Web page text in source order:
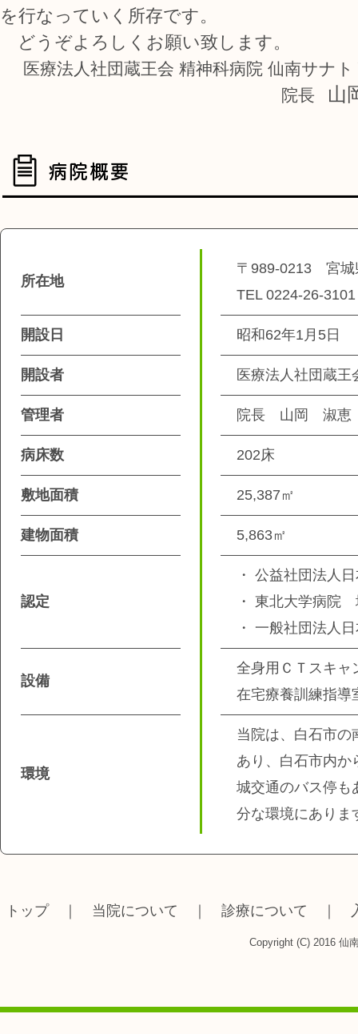
を行なっていく所存です。
どうぞよろしくお願い致します。
医療法人社団蔵王会 精神科病院 仙南サナ
院長
山
所在地
〒989-0213 宮城
TEL 0224-26-
開設日 昭和62年1月5日
開設者 医療法人社団蔵
管理者 院長 山岡 淑恵
病床数 202床
敷地面積 25,387㎡
建物面積 5,863㎡
認定
・ 公益社団法人
・ 東北大学病院
・ 一般社団法人
設備
全身用ＣＴスキャ
在宅療養訓練指導
環境
当院は、白石市の
あり、白石市内か
城交通のバス停も
分な環境にありま
トップ｜ 当院について 診療について
Copyright (C) 2016 仙